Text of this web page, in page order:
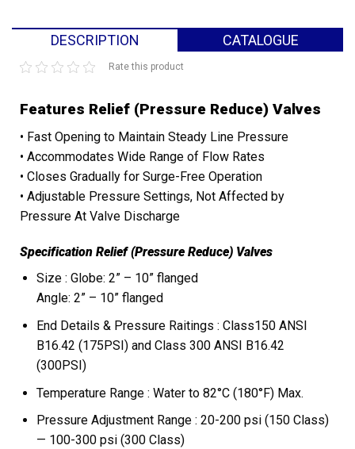
DESCRIPTION CATALOGUE
Rate this product
Features Relief (Pressure Reduce) Valves
• Fast Opening to Maintain Steady Line Pressure
• Accommodates Wide Range of Flow Rates
• Closes Gradually for Surge-Free Operation
• Adjustable Pressure Settings, Not Affected by
Pressure At Valve Discharge
Specification Relief (Pressure Reduce) Valves
Size : Globe: 2” – 10” flanged
Angle: 2” – 10” flanged
End Details & Pressure Raitings : Class150 ANSI
B16.42 (175PSI) and Class 300 ANSI B16.42
(300PSI)
Temperature Range : Water to 82°C (180°F) Max.
Pressure Adjustment Range : 20-200 psi (150 Class)
— 100-300 psi (300 Class)